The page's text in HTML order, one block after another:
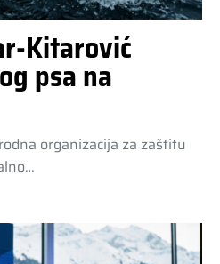
Kitarović
psa na
organizacija za zaštitu